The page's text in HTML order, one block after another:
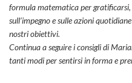
formula matematica per
sull’impegno e sulle azioni
nostri obiettivi.
Continua a seguire i consigli di
tanti modi per sentirsi in forma e